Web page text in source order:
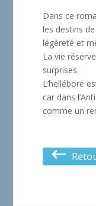
Dans ce
les destins
légèreté et
La vie
surprises.
L’hellébore
car dans
comme un